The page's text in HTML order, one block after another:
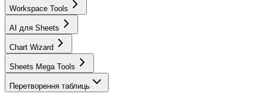
Workspace Tools
AI для Sheets
Chart Wizard
Sheets Mega Tools
Перетворення таблиць